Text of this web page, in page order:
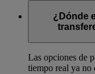
¿Dónde
Las opciones de
tiempo real ya no